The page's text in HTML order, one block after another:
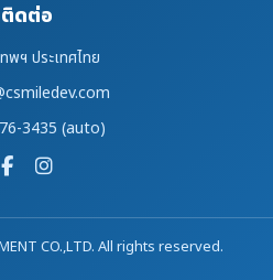
ติดต่อ
พฯ ประเทศไทย
3435 (auto)
CO.,LTD. All rights reserved.